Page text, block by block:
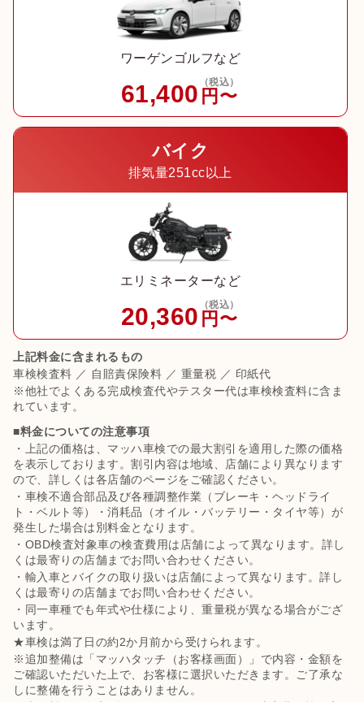
ワーゲンゴルフなど
61,400 （税込）
円〜
バイク
排気量251cc以上
エリミネーターなど
20,360 （税込）
円〜
上記料金に含まれるもの
車検検査料 ／ 自賠責保険料 ／ 重量税 ／ 印紙代
※他社でよくある完成検査代やテスター代は車検検査料に含ま
れています。
■料金についての注意事項
・上記の価格は、マッハ車検での最大割引を適用した際の価格
を表示しております。割引内容は地域、店舗により異なります
ので、詳しくは各店舗のページをご確認ください。
・車検不適合部品及び各種調整作業（ブレーキ・ヘッドライ
ト・ベルト等）・消耗品（オイル・バッテリー・タイヤ等）が
発生した場合は別料金となります。
・OBD検査対象車の検査費用は店舗によって異なります。詳し
くは最寄りの店舗までお問い合わせください。
・輸入車とバイクの取り扱いは店舗によって異なります。詳し
くは最寄りの店舗までお問い合わせください。
・同一車種でも年式や仕様により、重量税が異なる場合がござ
います。
★車検は満了日の約2か月前から受けられます。
※追加整備は「マッハタッチ（お客様画面）」で内容・金額を
ご確認いただいた上で、お客様に選択いただきます。ご了承な
しに整備を行うことはありません。